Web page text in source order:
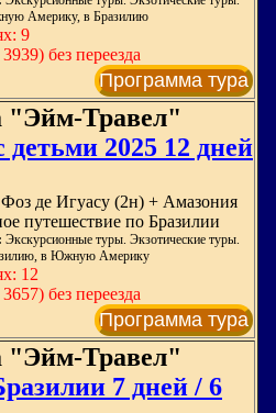
Америку, в Бразилию
9
без переезда
Программа тура
"Эйм-Травел"
2025 12 дней
де Игуасу (2н) + Амазония
путешествие по Бразилии
Экскурсионные туры. Экзотические туры.
в Южную Америку
12
без переезда
Программа тура
"Эйм-Травел"
7 дней / 6